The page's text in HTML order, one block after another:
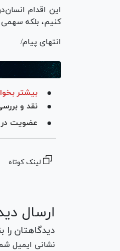
این اقدام
کنیم، بلکه
انتهای پیام/
بیشتر
نقد و بررسی «داستان
عضویت در
لینک کوتاه
ارسال
دیدگاهتان را
نشانی ایمیل